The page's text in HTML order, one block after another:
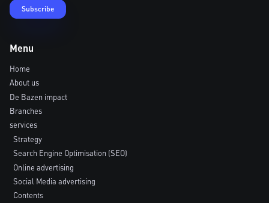
Menu
Home
About us
De Bazen impact
Branches
services
Strategy
Search Engine Optimisation (SEO)
Online advertising
Social Media advertising
Contents